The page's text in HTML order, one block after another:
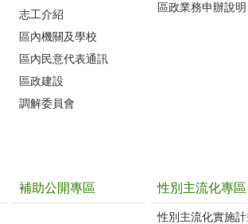
志工介紹
區內機關及學校
區內民意代表通訊
區政建設
調解委員會
區政業務申辦說明
補助公開專區 性別主流化專區
性別主流化實施